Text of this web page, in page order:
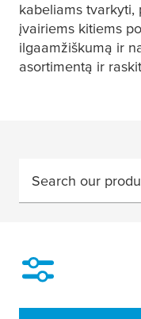
kabeliams tvarkyti,
įvairiems kitiems
ilgaamžiškumą ir
asortimentą ir
Search our